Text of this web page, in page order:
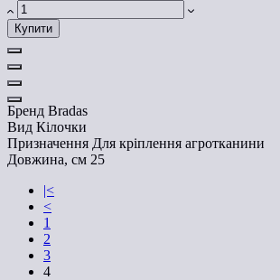
Купити
Бренд Bradas
Вид Кілочки
Призначення Для кріплення агротканини
Довжина, см 25
|<
<
1
2
3
4